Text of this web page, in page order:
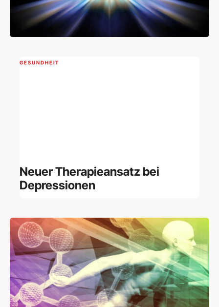
GESUNDHEIT
Neuer Therapieansatz bei
Depressionen